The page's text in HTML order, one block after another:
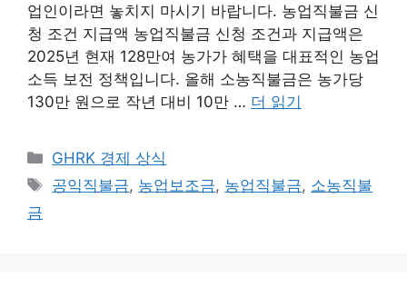
업인이라면 놓치지 마시기 바랍니다. 농업직불금 신
청 조건 지급액 농업직불금 신청 조건과 지급액은
2025년 현재 128만여 농가가 혜택을 대표적인 농업
소득 보전 정책입니다. 올해 소농직불금은 농가당
130만 원으로 작년 대비 10만 … 더 읽기
카
테
고
GHRK 경제 상식
태
공익직불금, 농업보조금, 농업직불금, 소농직불
금